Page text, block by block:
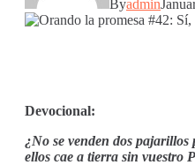
Byadmin
Devocional:
¿No se venden dos
ellos cae a tierra sin vuestro